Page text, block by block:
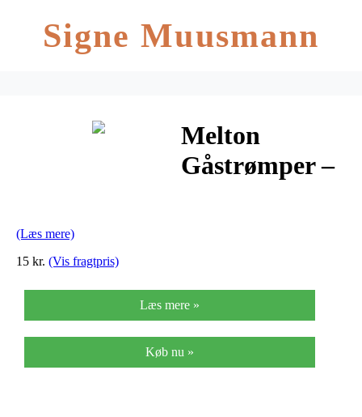
Signe Muusmann
Melton
Gåstrømper –
(Læs mere)
15 kr. (Vis fragtpris)
Læs mere »
Køb nu »